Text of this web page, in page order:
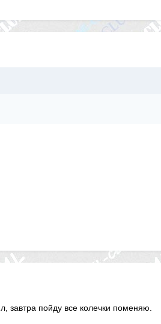
завтра пойду все колечки поменяю.